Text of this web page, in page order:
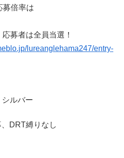
募倍率は
募者は全員当選！
lureanglehama247/entry-
ルバー
DRT縛りなし